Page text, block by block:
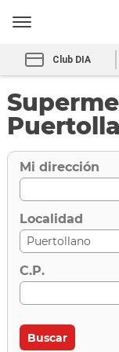
Club DIA
Mi dirección
Localidad
C.P.